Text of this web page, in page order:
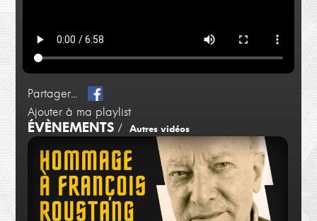
Partager...
Ajouter à ma playlist
ÉVÈNEMENTS /Autres vidéos